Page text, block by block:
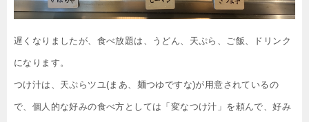
遅くなりましたが、食べ放題は、うどん、天ぷら、ご飯、ドリンク
になります。
つけ汁は、天ぷらツユ(まあ、麺つゆですな)が用意されているの
で、個人的な好みの食べ方としては「変なつけ汁」を頼んで、好み